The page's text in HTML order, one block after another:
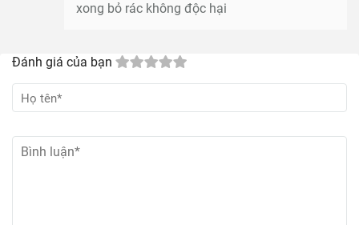
xong bỏ rác không độc hại
Đánh giá của bạn